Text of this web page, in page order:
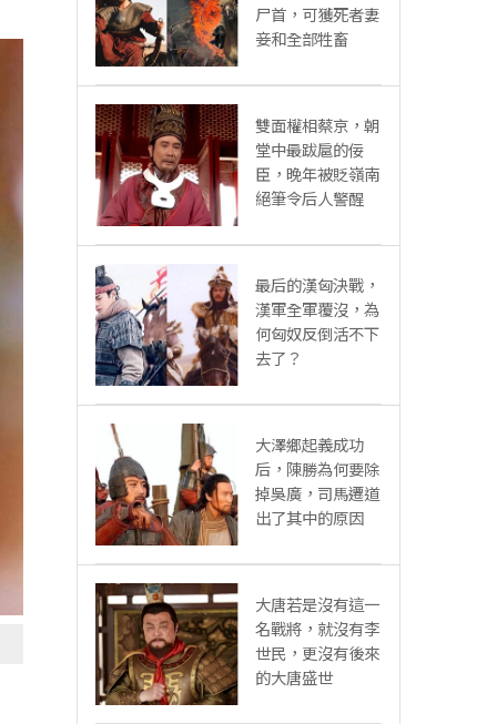
尸首，可獲死者妻
妾和全部牲畜
雙面權相蔡京，朝
堂中最跋扈的佞
臣，晚年被貶嶺南
絕筆令后人警醒
最后的漢匈決戰，
漢軍全軍覆沒，為
何匈奴反倒活不下
去了？
大澤鄉起義成功
后，陳勝為何要除
掉吳廣，司馬遷道
出了其中的原因
大唐若是沒有這一
名戰將，就沒有李
世民，更沒有後來
的大唐盛世